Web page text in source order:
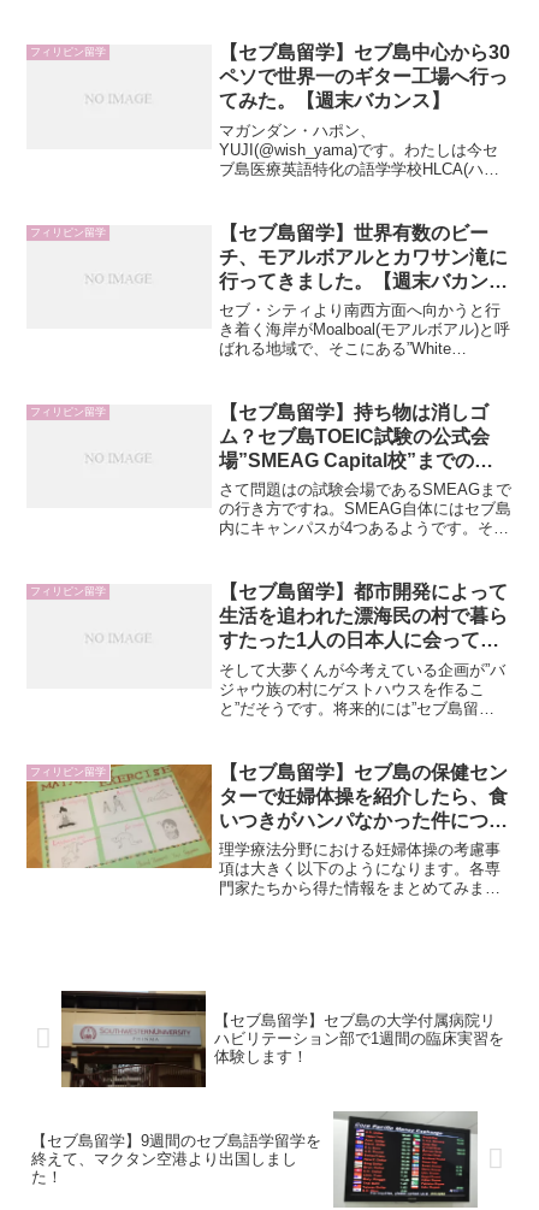
どでも行われているようです。先日お会
いした元JOCVの方も孤児院に着なくなっ
た服を届ける活動をしているそうです。
フィリピン留学
【セブ島留学】セブ島中心から30
ペソで世界一のギター工場へ行っ
てみた。【週末バカンス】
マガンダン・ハポン、
YUJI(@wish_yama)です。わたしは今セ
ブ島医療英語特化の語学学校HLCA(ハル
へ向かうこととしました。なぜかという
とこのマクタン島には...
フィリピン留学
【セブ島留学】世界有数のビー
チ、モアルボアルとカワサン滝に
行ってきました。【週末バカン
ス】
セブ・シティより南西方面へ向かうと行
き着く海岸がMoalboal(モアルボアル)と呼
ばれる地域で、そこにある”White
イバーのほとんどは欧米人、近年日本人
ダイバーも増えているようですよ。セ
ブ・シティからバスで片道2〜3時間前後
で行けるようです。週末に日帰りビーチ
なんて素敵！
フィリピン留学
【セブ島留学】持ち物は消しゴ
ム？セブ島TOEIC試験の公式会
場”SMEAG Capital校”までの行
き方と当日の動き。
さて問題はの試験会場であるSMEAGまで
の行き方ですね。SMEAG自体にはセブ島
内にキャンパスが4つあるようです。それ
CAMPUS”と呼ばれており、わたしが今回
受験することになった会場は”CAPITAL
CAMPUS”でした。
フィリピン留学
【セブ島留学】都市開発によって
生活を追われた漂海民の村で暮ら
すたった1人の日本人に会ってき
ました。【バジャウ族】
そして大夢くんが今考えている企画が”バ
ジャウ族の村にゲストハウスを作るこ
と”だそうです。将来的には”セブ島留
たくなる。こんなにワクワクさせてくれ
る青年は久しぶりに会いました！
フィリピン留学
【セブ島留学】セブ島の保健セン
ターで妊婦体操を紹介したら、食
いつきがハンパなかった件につい
て。
理学療法分野における妊婦体操の考慮事
項は大きく以下のようになります。各専
門家たちから得た情報をまとめてみまし
妊娠後期には腹圧を高めるような運動を
避ける。出産には体力が必要になるので
基礎体力の増進を図る。産後には骨盤底
周期(前期・中期・後期・臨月など)を考慮
する。
【セブ島留学】セブ島の大学付属病院リ
ハビリテーション部で1週間の臨床実習を
体験します！
【セブ島留学】9週間のセブ島語学留学を
終えて、マクタン空港より出国しまし
た！